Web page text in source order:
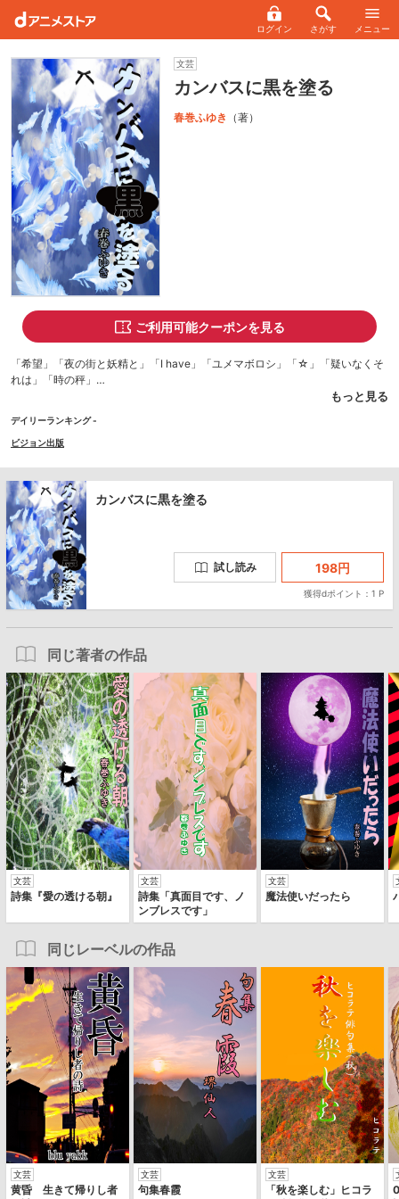
ログイン さがす メニュー
文芸
カンバスに黒を塗る
春巻ふゆき （著）
ご利用可能クーポンを見る
「希望」「夜の街と妖精と」「I have」「ユメマボロシ」「☆」「疑いなくそ
れは」「時の秤」
「ハロー」「帰還」「愛と生と ～to love anything」「Camellia」。あなたの
もっと見る
デイリーランキング -
ビジョン出版
カンバスに黒を塗る
試し読み 198円
獲得dポイント：1 P
同じ著者の作品
文芸
詩集『愛の透ける朝』
文芸
詩集「真面目です、ノ
ンブレスです」
文芸
魔法使いだったら
同じレーベルの作品
文芸
黄昏 生きて帰りし者
文芸
句集春霞
文芸
「秋を楽しむ」ヒコラ